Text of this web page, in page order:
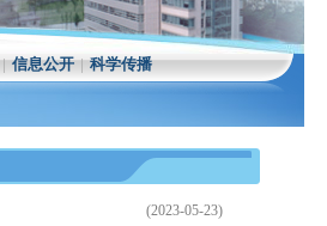
| 信息公开 | 科学传播
(2023-05-23)